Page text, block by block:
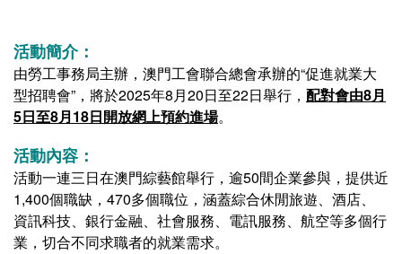
活動簡介：
由勞工事務局主辦，澳門工會聯合總會承辦的“促進就業大
型招聘會”，將於2025年8月20日至22日舉行， 配對會由8月
5日至8月18日開放網上預約進場。
活動內容：
活動一連三日在澳門綜藝館舉行，逾50間企業參與，提供近
1,400個職缺，470多個職位，涵蓋綜合休閒旅遊、酒店、
資訊科技、銀行金融、社會服務、電訊服務、航空等多個行
業，切合不同求職者的就業需求。